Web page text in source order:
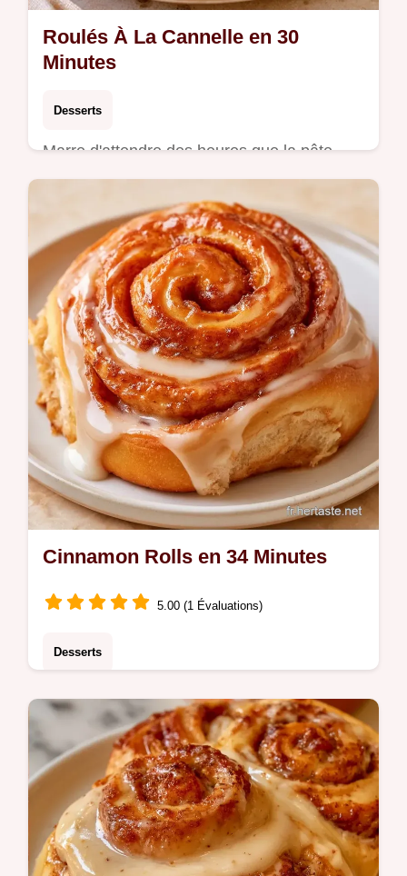
Roulés À La Cannelle en 30
Minutes
Desserts
Marre d'attendre des heures que la pâte
lève ? Ces Roulés à la cannelle sans repos
sont prêts vite. Voir notre table comparative
des méthodes pour choisir.
Cinnamon Rolls en 34 Minutes
5.00 (1 Évaluations)
Desserts
Cinnamon rolls. Le truc pour le moelleux
garantit un cœur fondant pour une pause
sucrée réussie en famille.